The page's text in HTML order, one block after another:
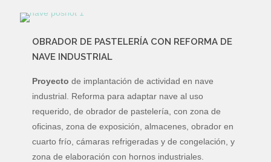
OBRADOR DE PASTELERÍA CON REFORMA DE
NAVE INDUSTRIAL
Proyecto de implantación de actividad en nave
industrial. Reforma para adaptar nave al uso
requerido, de obrador de pastelería, con zona de
oficinas, zona de exposición, almacenes, obrador en
cuarto frío, cámaras refrigeradas y de congelación, y
zona de elaboración con hornos industriales.